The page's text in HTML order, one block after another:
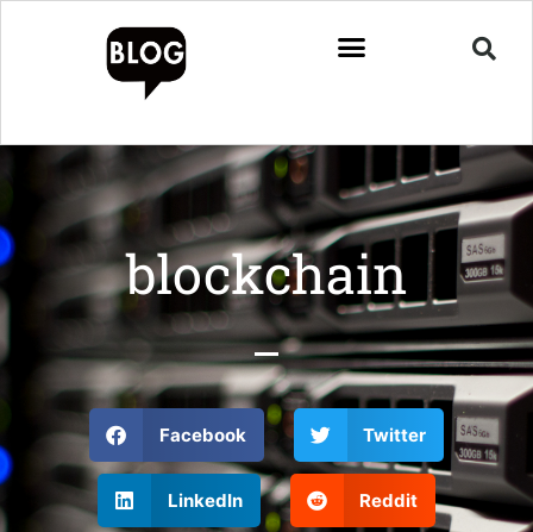
blockchain
Facebook Twitter
LinkedIn Reddit